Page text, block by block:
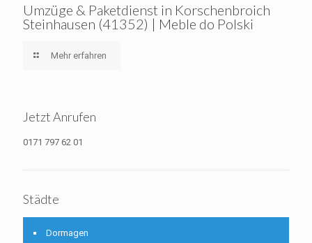
Umzüge & Paketdienst in Korschenbroich
Steinhausen (41352) | Meble do Polski
Mehr erfahren
Jetzt Anrufen
0171 797 62 01
Städte
Dormagen